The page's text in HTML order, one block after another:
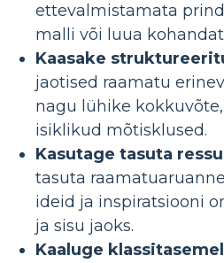
ettevalmistamata
malli või luua
Kaasake
jaotised raamatu
nagu lühike
isiklikud mõtisklused.
Kasutage tasuta
tasuta
ideid ja inspiratsiooni
ja sisu jaoks.
Kaaluge